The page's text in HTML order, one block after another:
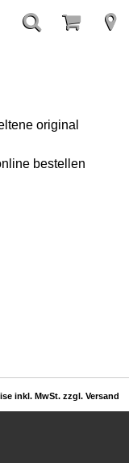
original
bestellen
inkl. MwSt. zzgl. Versand